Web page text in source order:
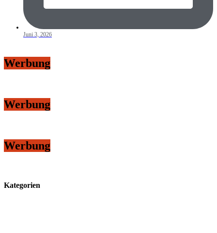
Juni 3, 2026
Werbung
Werbung
Werbung
Kategorien